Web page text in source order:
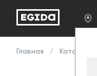
Главная Каталог